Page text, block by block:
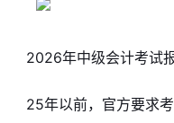
2026年中级会计考试
25年以前，官方要求